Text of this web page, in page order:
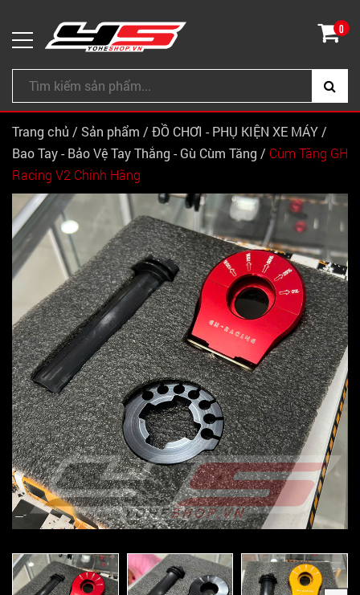
0
Trang chủ / Sản phẩm / ĐỒ CHƠI - PHỤ KIỆN XE MÁY /
Bao Tay - Bảo Vệ Tay Thắng - Gù Cùm Tăng / Cùm Tăng GH
Racing V2 Chính Hãng